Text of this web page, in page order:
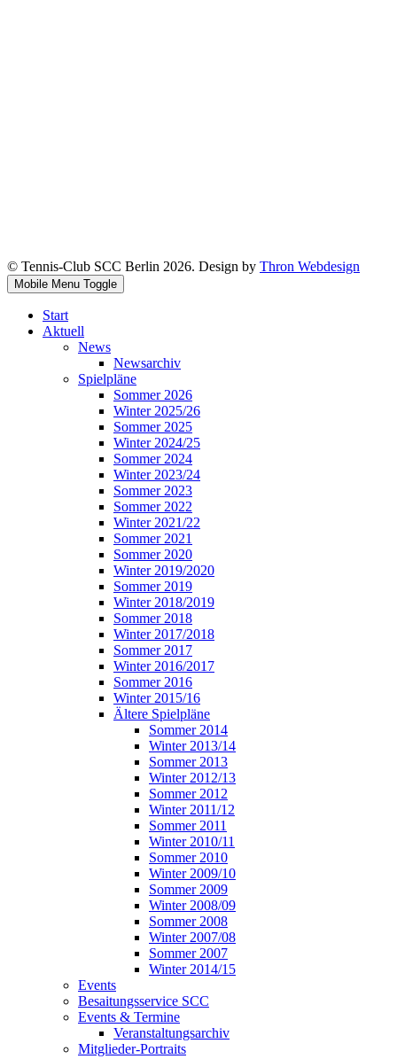
© Tennis-Club SCC Berlin 2026. Design by Thron Webdesign
Mobile Menu Toggle
Start
Aktuell
News
Newsarchiv
Spielpläne
Sommer 2026
Winter 2025/26
Sommer 2025
Winter 2024/25
Sommer 2024
Winter 2023/24
Sommer 2023
Sommer 2022
Winter 2021/22
Sommer 2021
Sommer 2020
Winter 2019/2020
Sommer 2019
Winter 2018/2019
Sommer 2018
Winter 2017/2018
Sommer 2017
Winter 2016/2017
Sommer 2016
Winter 2015/16
Ältere Spielpläne
Sommer 2014
Winter 2013/14
Sommer 2013
Winter 2012/13
Sommer 2012
Winter 2011/12
Sommer 2011
Winter 2010/11
Sommer 2010
Winter 2009/10
Sommer 2009
Winter 2008/09
Sommer 2008
Winter 2007/08
Sommer 2007
Winter 2014/15
Events
Besaitungsservice SCC
Events & Termine
Veranstaltungsarchiv
Mitglieder-Portraits